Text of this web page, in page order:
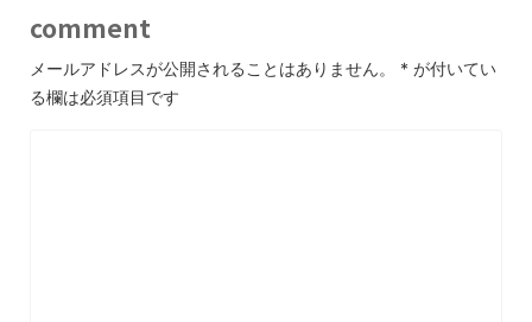
comment
メールアドレスが公開されることはありません。 * が付いてい
る欄は必須項目です